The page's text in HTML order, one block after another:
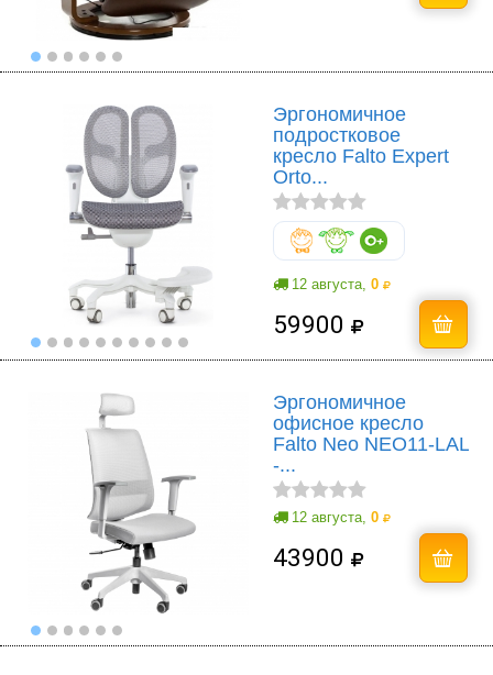
Эргономичное
подростковое
кресло Falto Expert
Orto...
12 августа, 0
59900
Эргономичное
офисное кресло
Falto Neo NEO11-LAL
-...
12 августа, 0
43900